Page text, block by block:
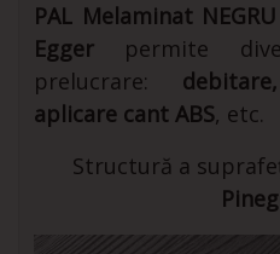
PAL Melaminat
Egger permite
prelucrare:
aplicare cant ABS, etc.
Structură a